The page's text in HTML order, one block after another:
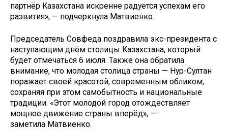
партнёр Казахстана искренне радуется успехам его
развития», — подчеркнула Матвиенко.
Председатель Совфеда поздравила экс-президента с
наступающим днём столицы Казахстана, который
будет отмечаться 6 июля. Также она обратила
внимание, что молодая столица страны — Нур-Султан
поражает своей красотой, современным обликом,
сохраняя при этом самобытность и национальные
традиции. «Этот молодой город отождествляет
мощное движение страны вперёд», —
заметила Матвиенко.